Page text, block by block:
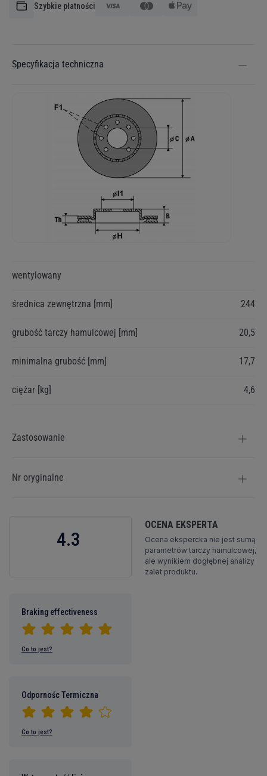
Szybkie płatności
Specyfikacja techniczna
informacji
wentylowany
średnica zewnętrzna [mm] 244
grubość tarczy hamulcowej [mm] 20,5
minimalna grubość [mm] 17,7
ciężar [kg] 4,6
Zastosowanie
Nr oryginalne
4.3
OCENA EKSPERTA
Ocena ekspercka nie jest sumą
parametrów tarczy hamulcowej,
ale wynikiem dogłębnej analizy
zalet produktu.
Braking effectiveness
Co to jest?
Odpornośc Termiczna
Co to jest?